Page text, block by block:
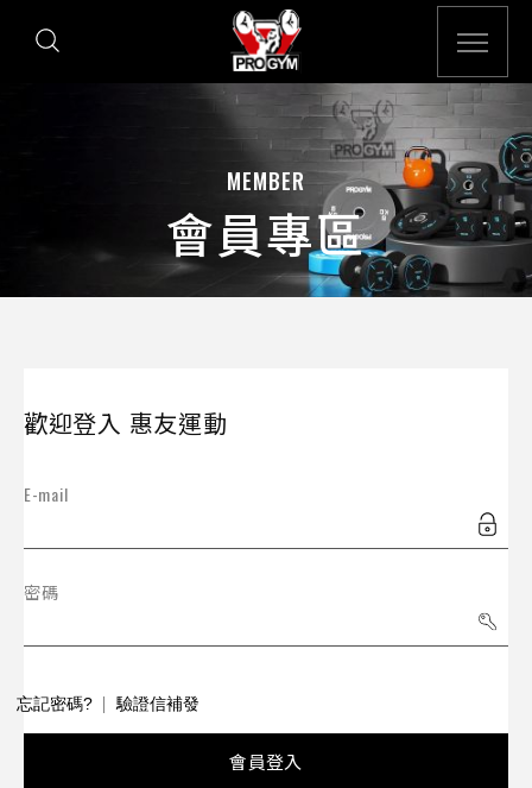
MEMBER
會員專區
歡迎登入 惠友運動
E-mail
密碼
忘記密碼? 驗證信補發
會員登入